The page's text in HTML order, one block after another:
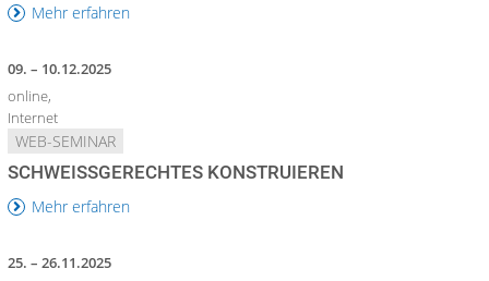
Mehr erfahren
09. – 10.12.2025
online,
Internet
WEB-SEMINAR
SCHWEISSGERECHTES KONSTRUIEREN
Mehr erfahren
25. – 26.11.2025